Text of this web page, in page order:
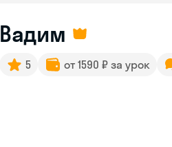
Вадим
5 от 1590 ₽ за урок